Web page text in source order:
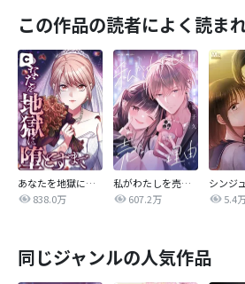
この作品の読者によく読ま
あなたを地獄に堕とすまで
838.0万
私がわたしを売る理由
607.2万
5.4
同じジャンルの人気作品